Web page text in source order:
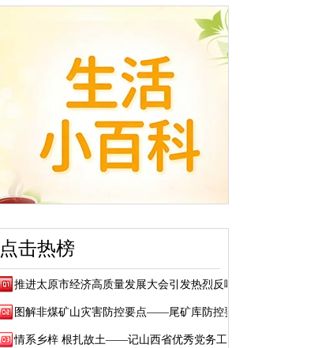
点击热榜
推进太原市经济高质量发展大会引发热烈反响
图解非煤矿山灾害防控要点——尾矿库防控要点
情系乡梓 根扎故土——记山西省优秀党务工作...